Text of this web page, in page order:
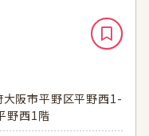
阪市平野区平野西1-
野西1階